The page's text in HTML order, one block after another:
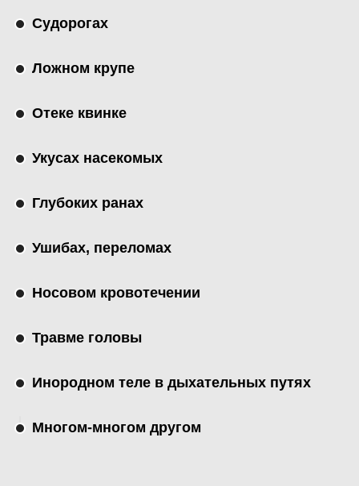
Судорогах
Ложном крупе
Отеке квинке
Укусах насекомых
Глубоких ранах
Ушибах, переломах
Носовом кровотечении
Травме головы
Инородном теле в дыхательных путях
Многом-многом другом